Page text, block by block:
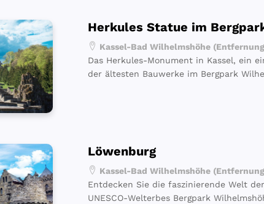
Herkules Statue im
Kassel-Bad Wilhelmshöhe
Das Herkules-Monument in Kassel, ein
der ältesten Bauwerke im Bergpark
Löwenburg
Kassel-Bad Wilhelmshöhe
Entdecken Sie die faszinierende Welt
UNESCO-Welterbes Bergpark